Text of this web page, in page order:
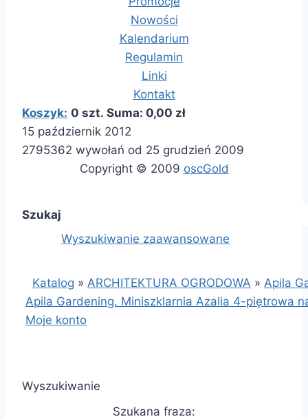
Nowości
Kalendarium
Regulamin
Linki
Kontakt
Koszyk: 0 szt. Suma: 0,00 zł
15 październik 2012
2795362 wywołań od 25 grudzień 2009
Copyright © 2009 oscGold
Szukaj
Wyszukiwanie zaawansowane
Katalog » ARCHITEKTURA OGRODOWA » Apila
Apila Gardening. Miniszklarnia Azalia 4-piętrowa
Moje konto
Wyszukiwanie
Szukana fraza: